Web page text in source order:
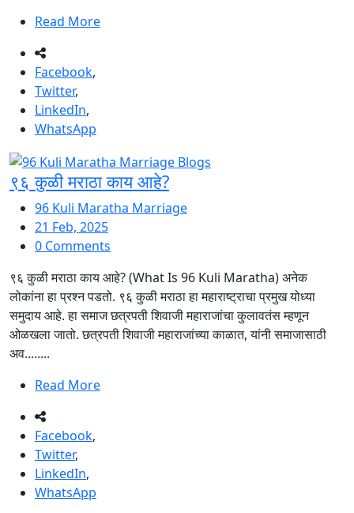
Read More
Facebook,
Twitter,
LinkedIn,
WhatsApp
९६ कुळी मराठा काय आहे?
96 Kuli Maratha Marriage
21 Feb, 2025
0 Comments
९६ कुळी मराठा काय आहे? (What Is 96 Kuli Maratha) अनेक
लोकांना हा प्रश्न पडतो. ९६ कुळी मराठा हा महाराष्ट्राचा प्रमुख योध्या
समुदाय आहे. हा समाज छत्रपती शिवाजी महाराजांचा कुलावतंस म्हणून
ओळखला जातो. छत्रपती शिवाजी महाराजांच्या काळात, यांनी समाजासाठी
अव........
Read More
Facebook,
Twitter,
LinkedIn,
WhatsApp